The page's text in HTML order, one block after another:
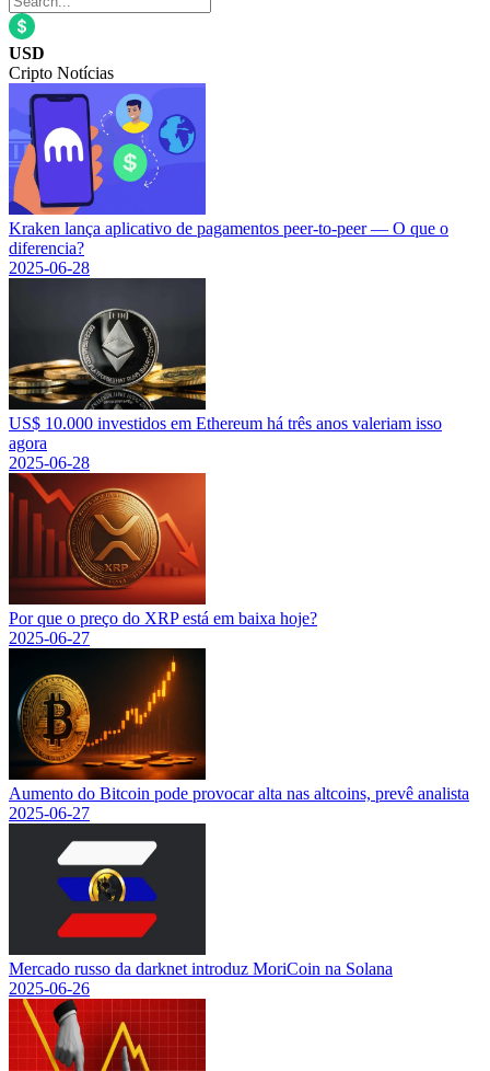
USD
Cripto Notícias
Kraken lança aplicativo de pagamentos peer-to-peer — O que o
diferencia?
2025-06-28
US$ 10.000 investidos em Ethereum há três anos valeriam isso
agora
2025-06-28
Por que o preço do XRP está em baixa hoje?
2025-06-27
Aumento do Bitcoin pode provocar alta nas altcoins, prevê analista
2025-06-27
Mercado russo da darknet introduz MoriCoin na Solana
2025-06-26